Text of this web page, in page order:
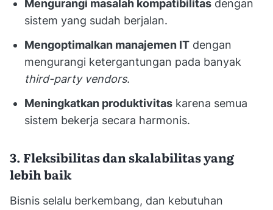
Mengurangi masalah kompatibilitas dengan
sistem yang sudah berjalan.
Mengoptimalkan manajemen IT dengan
mengurangi ketergantungan pada banyak
third-party vendors.
Meningkatkan produktivitas karena semua
sistem bekerja secara harmonis.
3. Fleksibilitas dan skalabilitas yang
lebih baik
Bisnis selalu berkembang, dan kebutuhan